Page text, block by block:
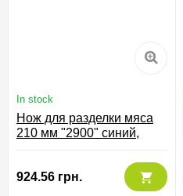
In stock
Нож для разделки мяса
210 мм "2900" синий,
924.56 грн.